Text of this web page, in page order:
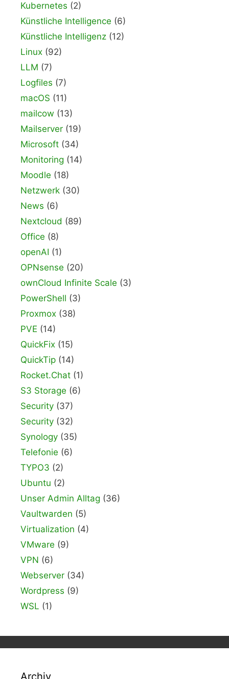
Kubernetes (2)
Künstliche Intelligence (6)
Künstliche Intelligenz (12)
Linux (92)
LLM (7)
Logfiles (7)
macOS (11)
mailcow (13)
Mailserver (19)
Microsoft (34)
Monitoring (14)
Moodle (18)
Netzwerk (30)
News (6)
Nextcloud (89)
Office (8)
openAI (1)
OPNsense (20)
ownCloud Infinite Scale (3)
PowerShell (3)
Proxmox (38)
PVE (14)
QuickFix (15)
QuickTip (14)
Rocket.Chat (1)
S3 Storage (6)
Security (37)
Security (32)
Synology (35)
Telefonie (6)
TYPO3 (2)
Ubuntu (2)
Unser Admin Alltag (36)
Vaultwarden (5)
Virtualization (4)
VMware (9)
VPN (6)
Webserver (34)
Wordpress (9)
WSL (1)